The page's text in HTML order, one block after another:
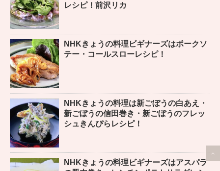
レシピ！前沢リカ
NHKきょうの料理ビギナーズはポークソ
テー・コールスローレシピ！
NHKきょうの料理は新ごぼうの白あえ・
新ごぼうの信田巻き・新ごぼうのフレッ
シュきんぴらレシピ！
NHKきょうの料理ビギナーズはアスパラ